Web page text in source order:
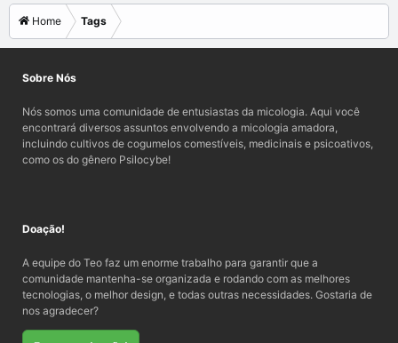
Home Tags
Sobre Nós
Nós somos uma comunidade de entusiastas da micologia. Aqui você
encontrará diversos assuntos envolvendo a micologia amadora,
incluindo cultivos de cogumelos comestíveis, medicinais e psicoativos,
como os do gênero Psilocybe!
Doação!
A equipe do Teo faz um enorme trabalho para garantir que a
comunidade mantenha-se organizada e rodando com as melhores
tecnologias, o melhor design, e todas outras necessidades. Gostaria de
nos agradecer?